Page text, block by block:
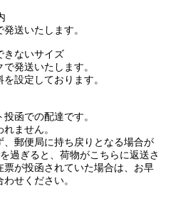
送いたします。
きないサイズ
発送いたします。
設定しております。
函での配達です。
ません。
郵便局に持ち戻りとなる場合が
過ぎると、荷物がこちらに返送さ
が投函されていた場合は、お早
せください。